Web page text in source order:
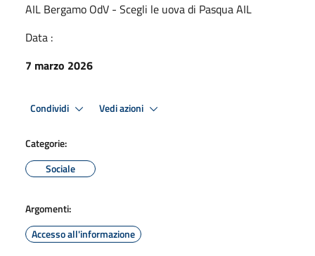
AIL Bergamo OdV - Scegli le uova di Pasqua AIL
Data :
7 marzo 2026
Condividi Vedi azioni
Categorie:
Sociale
Argomenti:
Accesso all'informazione